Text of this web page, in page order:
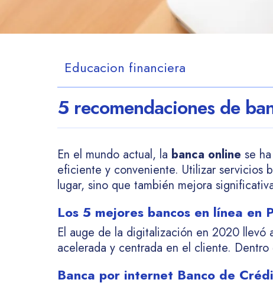
Educacion financiera
5 recomendaciones de
En el mundo actual, la banca online se
eficiente y conveniente. Utilizar servicios
lugar, sino que también mejora
Los 5 mejores bancos en línea en
El auge de la digitalización en 2020 llevó
acelerada y centrada en el cliente.
Banca por internet Banco de